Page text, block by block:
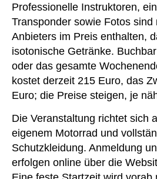
Professionelle Instruktoren,
Transponder sowie Fotos sind
Anbieters im Preis enthalten,
isotonische Getränke.
oder das gesamte
kostet derzeit 215 Euro, das
Euro; die Preise steigen, je
Die Veranstaltung richtet sich
eigenem Motorrad und
Schutzkleidung. Anmeldung
erfolgen online über die